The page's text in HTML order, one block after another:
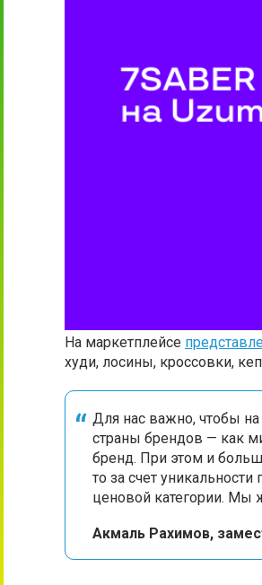
На маркетплейсе
худи, лосины, кроссовки,
Для нас важно, чтобы
страны брендов — как
бренд. При этом и
то за счет
ценовой категории. Мы
Акмаль Рахимов,